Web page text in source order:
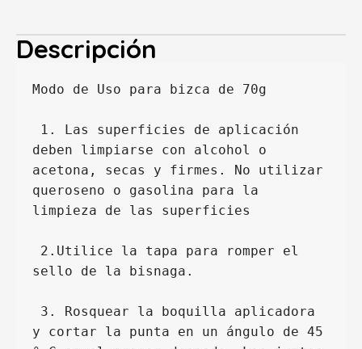
Descripción
Modo de Uso para bizca de 70g
deben limpiarse con alcohol o
acetona, secas y firmes. No utilizar
queroseno o gasolina para la
limpieza de las superficies
sello de la bisnaga.
y cortar la punta en un ángulo de 45